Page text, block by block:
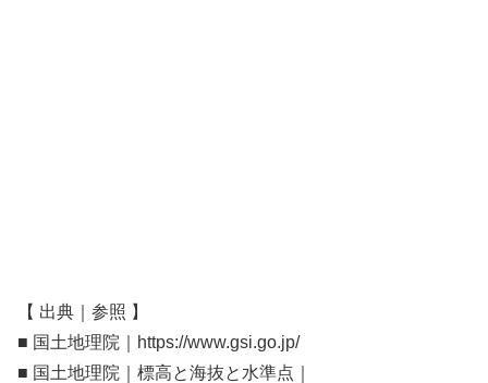
【 出典｜参照 】
■ 国土地理院｜https://www.gsi.go.jp/
■ 国土地理院｜標高と海抜と水準点｜